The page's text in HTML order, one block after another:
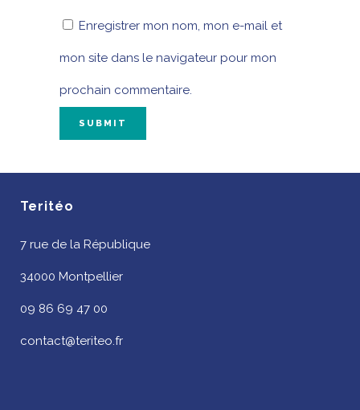
Enregistrer mon nom, mon e-mail et
mon site dans le navigateur pour mon
prochain commentaire.
Teritéo
7 rue de la République
34000 Montpellier
09 86 69 47 00
contact@teriteo.fr